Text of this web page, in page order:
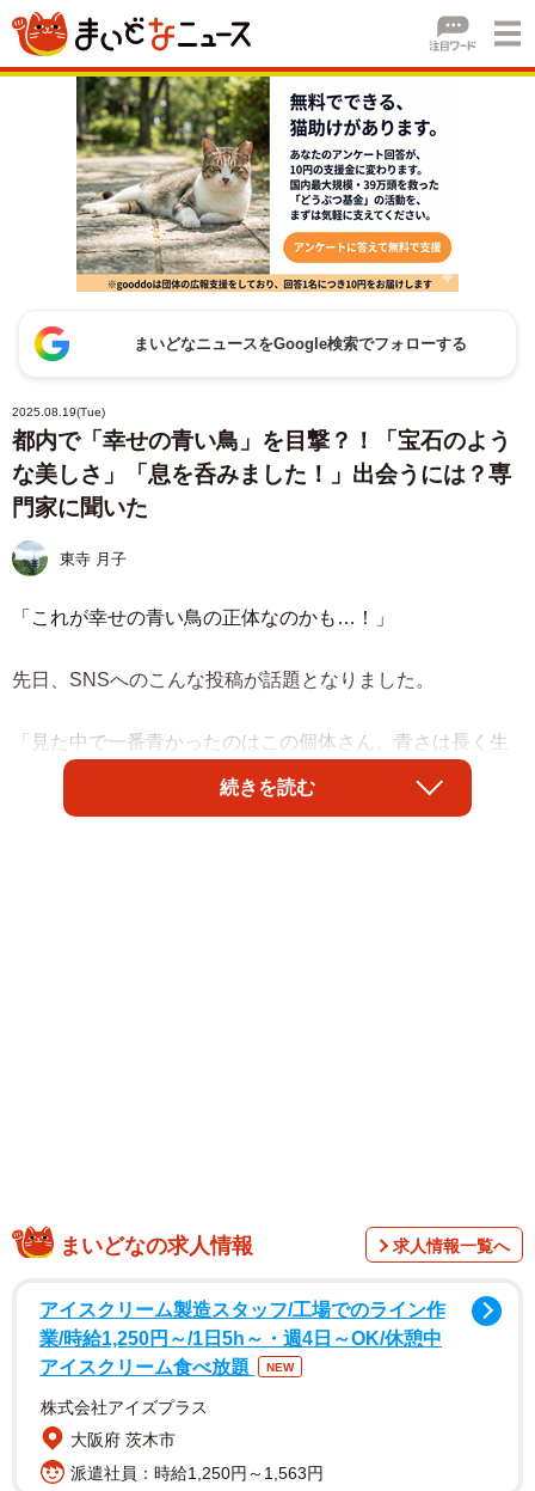
まいどなニュースをGoogle検索でフォローする
2025.08.19(Tue)
都内で「幸せの青い鳥」を目撃？！「宝石のよう
な美しさ」「息を呑みました！」出会うには？専
門家に聞いた
東寺 月子
「これが幸せの青い鳥の正体なのかも…！」
先日、SNSへのこんな投稿が話題となりました。
「見た中で一番青かったのはこの個体さん。青さは長く生
きた証です。 4K読み込んで、拡大しまくってその尊さを感
じてください」
続きを読む
まいどなの求人情報 求人情報一覧へ
アイスクリーム製造スタッフ/工場でのライン作
業/時給1,250円～/1日5h～・週4日～OK/休憩中
アイスクリーム食べ放題
NEW
株式会社アイズプラス
大阪府 茨木市
派遣社員：時給1,250円～1,563円